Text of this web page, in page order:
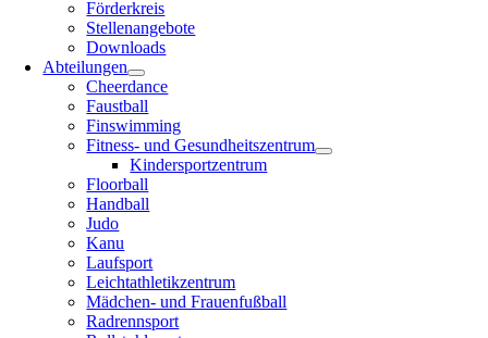
Förderkreis
Stellenangebote
Downloads
Abteilungen
Cheerdance
Faustball
Finswimming
Fitness- und Gesundheitszentrum
Kindersportzentrum
Floorball
Handball
Judo
Kanu
Laufsport
Leichtathletikzentrum
Mädchen- und Frauenfußball
Radrennsport